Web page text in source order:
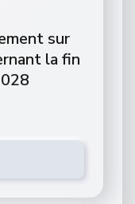
sur
la fin